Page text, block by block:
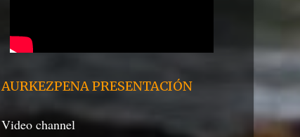
AURKEZPENA PRESENTACIÓN
Video channel